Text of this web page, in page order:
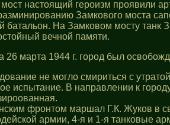
настоящий героизм проявили
Замкового моста
батальон. На Замковом мосту танк
вечной памяти.
26 марта 1944 г. город был
не могло смириться с
испытание. В направлении к
фронтом маршал Г.К. Жуков в
армии, 4-я и 1-я танковые